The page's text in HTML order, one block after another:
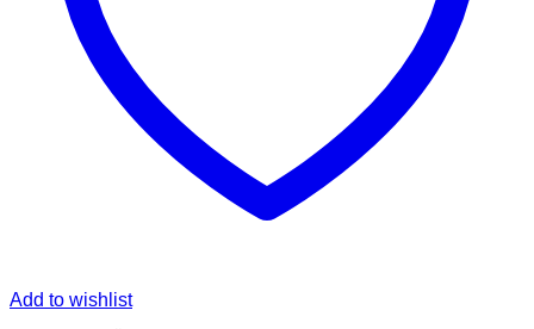
Add to wishlist